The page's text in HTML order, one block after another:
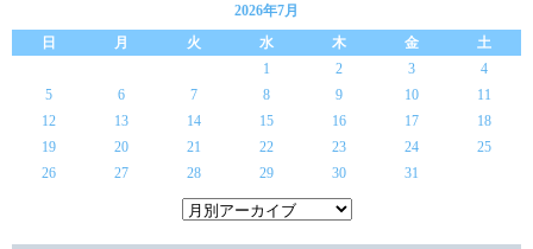
2026年7月
日
月 火 水 木 金
土
1
2 3
4
5
6 7 8 9 10
11
12
13 14 15 16 17
18
19
20 21 22 23 24
25
26
27 28 29 30 31